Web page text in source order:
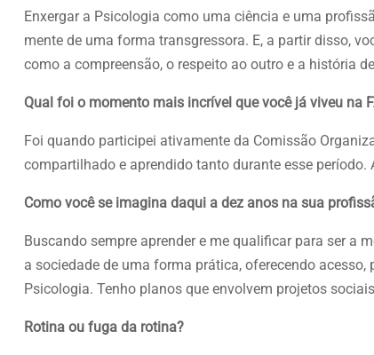
Enxergar a Psicologia como uma ciência e uma
mente de uma forma transgressora. E, a partir disso,
como a compreensão, o respeito ao outro e a história
Qual foi o momento mais incrível que você já viveu na
Foi quando participei ativamente da Comissão
compartilhado e aprendido tanto durante esse
Como você se imagina daqui a dez anos na sua
Buscando sempre aprender e me qualificar para ser a
a sociedade de uma forma prática, oferecendo
Psicologia. Tenho planos que envolvem projetos
Rotina ou fuga da rotina?